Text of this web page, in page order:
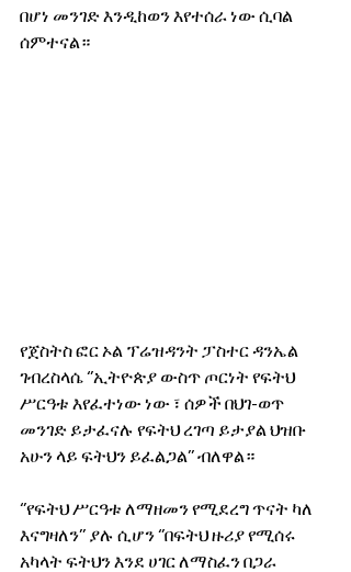
በሆነ መንገድ እንዲከወን እየተሰራ ነው ሲባል
ሰምተናል።
የጀስትስ ፎር ኦል ፕሬዝዳንት ፓስተር ዳንኤል
ገብረስላሴ ‘’ኢትዮጵያ ውስጥ ጦርነት የፍትህ
ሥርዓቱ እየፈተነው ነው ፣ ሰዎች በህገ-ወጥ
መንገድ ይታፈናሉ የፍትህ ረገጣ ይታያል ህዝቡ
አሁን ላይ ፍትህን ይፈልጋል’’ ብለዋል።
‘’የፍትህ ሥርዓቱ ለማዘመን የሚደረግ ጥናት ካለ
እናግዛለን’’ ያሉ ሲሆን ‘’በፍትህ ዙሪያ የሚሰሩ
አካላት ፍትህን እንደ ሀገር ለማስፈን በጋራ